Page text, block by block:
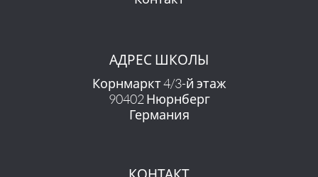
АДРЕС ШКОЛЫ
Корнмаркт 4/3-й этаж
90402 Нюрнберг
Германия
КОНТАКТ